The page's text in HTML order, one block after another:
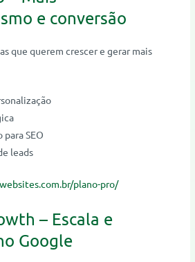
e conversão
que querem crescer e gerar mais
SEO
leads
plano-pro/
– Escala e
Google